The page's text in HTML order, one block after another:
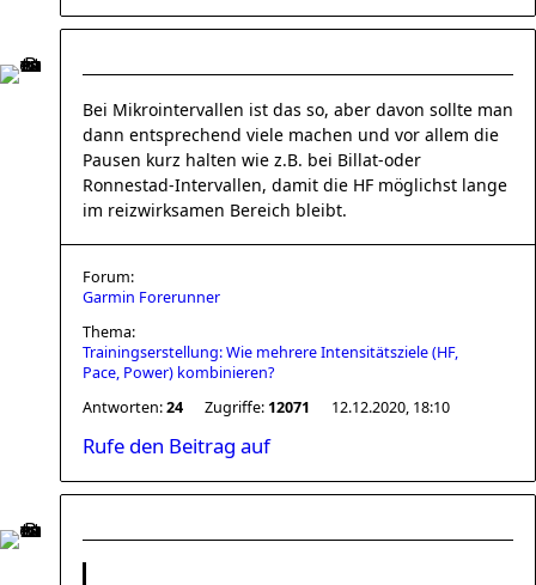
Bei Mikrointervallen ist das so, aber davon sollte man
dann entsprechend viele machen und vor allem die
Pausen kurz halten wie z.B. bei Billat-oder
Ronnestad-Intervallen, damit die HF möglichst lange
im reizwirksamen Bereich bleibt.
Forum:
Garmin Forerunner
Thema:
Trainingserstellung: Wie mehrere Intensitätsziele (HF,
Pace, Power) kombinieren?
Antworten:24 Zugriffe: 12071 12.12.2020, 18:10
Rufe den Beitrag auf